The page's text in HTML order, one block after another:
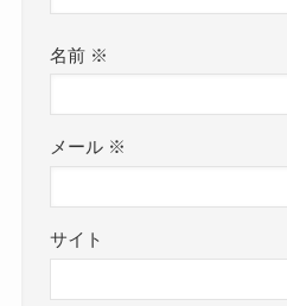
名前 ※
メール ※
サイト